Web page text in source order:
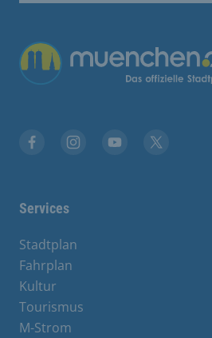
Übergreifende Links
Services
Stadtplan
Fahrplan
Kultur
Tourismus
M-Strom